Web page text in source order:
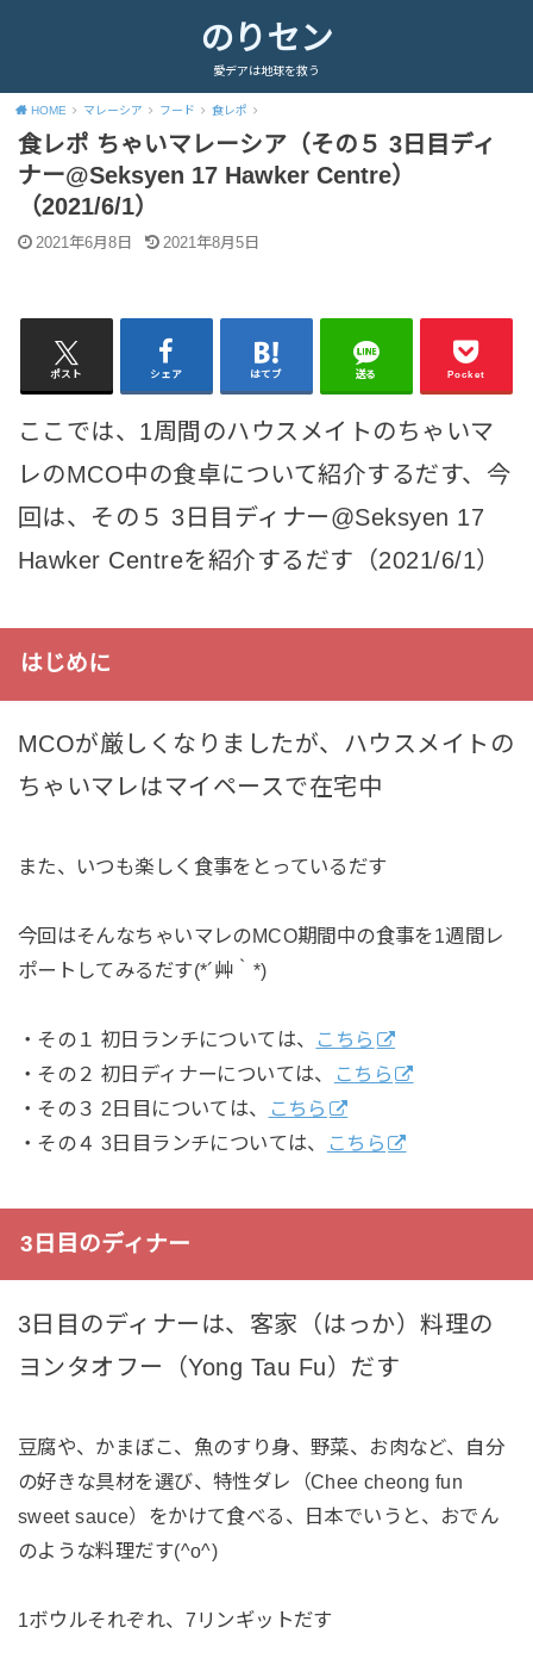
のりセン
愛デアは地球を救う
HOME マレーシア フード 食レポ
食レポ ちゃいマレーシア（その５ 3日目ディ
ナー@Seksyen 17 Hawker Centre）
（2021/6/1）
2021年6月8日 2021年8月5日
ポスト シェア はてブ 送る Pocket
ここでは、1周間のハウスメイトのちゃいマ
レのMCO中の食卓について紹介するだす、今
回は、その５ 3日目ディナー@Seksyen 17
Hawker Centreを紹介するだす（2021/6/1）
はじめに
MCOが厳しくなりましたが、ハウスメイトの
ちゃいマレはマイペースで在宅中
また、いつも楽しく食事をとっているだす
今回はそんなちゃいマレのMCO期間中の食事を1週間レ
ポートしてみるだす(*´艸｀*)
・その１ 初日ランチについては、
こちら
・その２ 初日ディナーについては、
こちら
・その３ 2日目については、
こちら
・その４ 3日目ランチについては、
こちら
3日目のディナー
3日目のディナーは、客家（はっか）料理の
ヨンタオフー（Yong Tau Fu）だす
豆腐や、かまぼこ、魚のすり身、野菜、お肉など、自分
の好きな具材を選び、特性ダレ（Chee cheong fun
sweet sauce）をかけて食べる、日本でいうと、おでん
のような料理だす(^o^)
1ボウルそれぞれ、7リンギットだす